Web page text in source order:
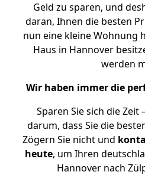
Geld zu sparen, und
daran, Ihnen die besten
nun eine kleine Wohnung
Haus in Hannover
werden
Wir haben immer die
Sparen Sie sich die
darum, dass Sie die
Zögern Sie nicht und
heute, um Ihren
Hannover nach